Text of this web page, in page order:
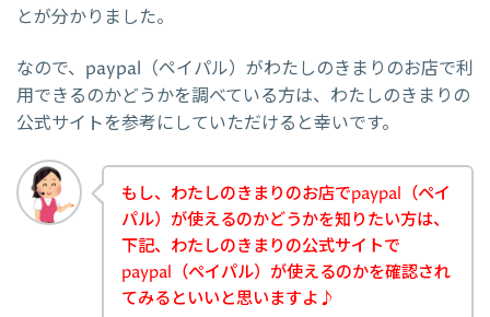
とが分かりました。
なので、paypal（ペイパル）がわたしのきまりのお店で利
用できるのかどうかを調べている方は、わたしのきまりの
公式サイトを参考にしていただけると幸いです。
もし、わたしのきまりのお店でpaypal（ペイ
パル）が使えるのかどうかを知りたい方は、
下記、わたしのきまりの公式サイトで
paypal（ペイパル）が使えるのかを確認され
てみるといいと思いますよ♪